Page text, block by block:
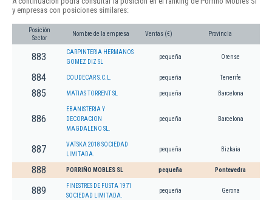
y empresas con posiciones similares:
Posición
Sector
Nombre de la empresa Ventas (€) Provincia
883
CARPINTERIA HERMANOS
GOMEZ DIZ SL
pequeña Orense
884 COUDECAR S.C.L. pequeña Tenerife
885 MATIAS TORRENT SL pequeña Barcelona
886
EBANISTERIA Y
DECORACION
MAGDALENO SL.
pequeña Barcelona
887
VATSKA 2018 SOCIEDAD
LIMITADA.
pequeña Bizkaia
888 PORRIÑO MOBLES SL pequeña Pontevedra
889
FINESTRES DE FUSTA 1971
SOCIEDAD LIMITADA.
pequeña Gerona